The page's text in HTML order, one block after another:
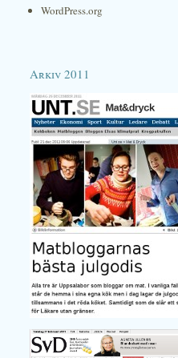
WordPress.org
Arkiv 2011